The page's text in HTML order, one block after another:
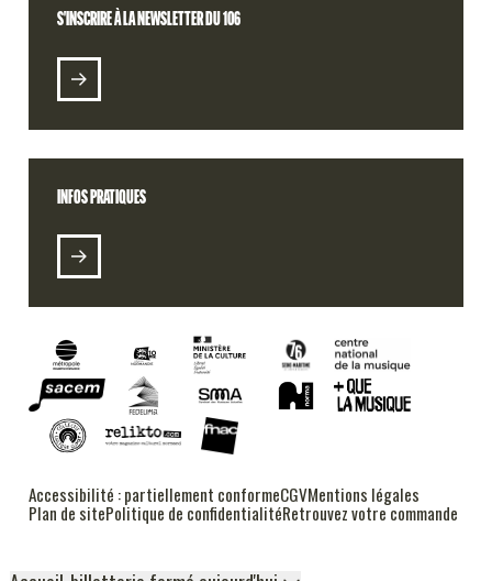
S'INSCRIRE À LA NEWSLETTER DU 106
INFOS PRATIQUES
Accessibilité : partiellement conformeCGVMentions légales
Plan de sitePolitique de confidentialitéRetrouvez votre commande
BILLETTERIE
RETROUVEZ VOTRE COMMANDE
RADIO 106
PODCASTS
ALT DSL (E-LABEL)
FESTIVAL RUSH